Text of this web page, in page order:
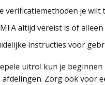
verificatiemethoden je
altijd vereist is of
instructies voor
uitrol kun je
afdelingen. Zorg ook voor